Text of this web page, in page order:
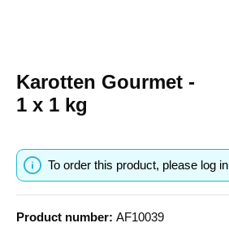
Karotten Gourmet -
1 x 1 kg
To order this product, please log in
Product number: AF10039